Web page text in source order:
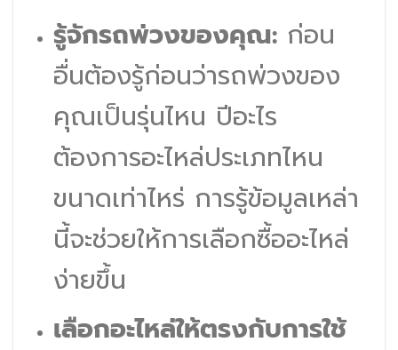
รู้จักรถพ่วงของคุณ:ก่อน
อื่นต้องรู้ก่อนว่ารถพ่วงของ
คุณเป็นรุ่นไหน ปีอะไร
ต้องการอะไหล่ประเภทไหน
ขนาดเท่าไหร่ การรู้ข้อมูลเหล่า
นี้จะช่วยให้การเลือกซื้ออะไหล่
ง่ายขึ้น
เลือกอะไหล่ให้ตรงกับการใช้